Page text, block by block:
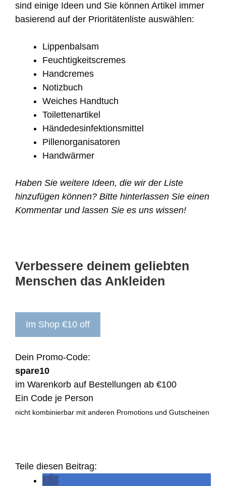
sind einige Ideen und Sie können Artikel immer
basierend auf der Prioritätenliste auswählen:
Lippenbalsam
Feuchtigkeitscremes
Handcremes
Notizbuch
Weiches Handtuch
Toilettenartikel
Händedesinfektionsmittel
Pillenorganisatoren
Handwärmer
Haben Sie weitere Ideen, die wir der Liste
hinzufügen können? Bitte hinterlassen Sie einen
Kommentar und lassen Sie es uns wissen!
Verbessere deinem geliebten
Menschen das Ankleiden
Im Shop €10 off
Dein Promo-Code:
spare10
im Warenkorb auf Bestellungen ab €100
Ein Code je Person
nicht kombinierbar mit anderen Promotions und Gutscheinen
Teile diesen Beitrag: